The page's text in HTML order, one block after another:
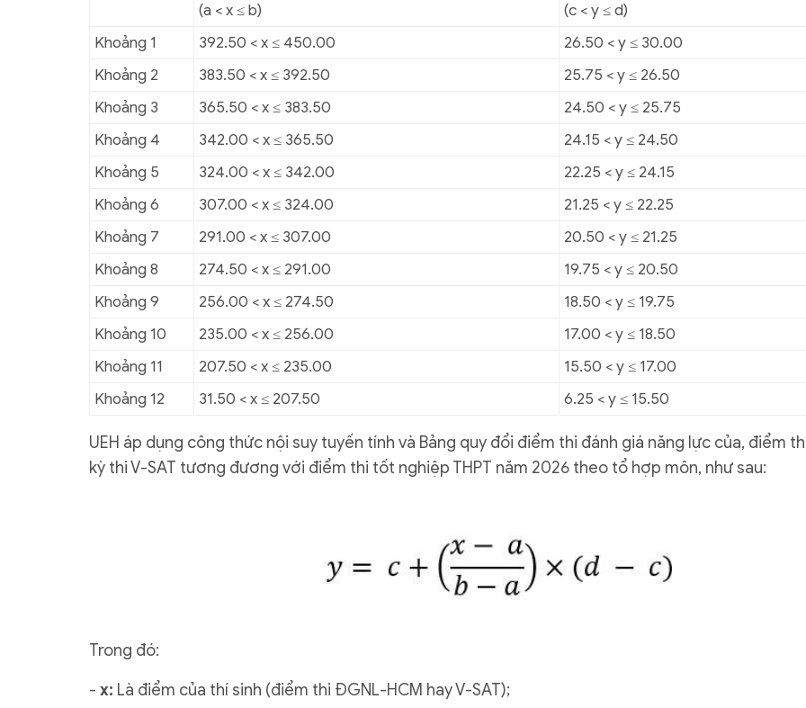
(a < x ≤ b)
(c < y ≤ d)
Khoảng 1
392.50 < x ≤ 450.00
26.50 < y ≤ 30.00
Khoảng 2
383.50 < x ≤ 392.50
25.75 < y ≤ 26.50
Khoảng 3
365.50 < x ≤ 383.50
24.50 < y ≤ 25.75
Khoảng 4
342.00 < x ≤ 365.50
24.15 < y ≤ 24.50
Khoảng 5
324.00 < x ≤ 342.00
22.25 < y ≤ 24.15
Khoảng 6
307.00 < x ≤ 324.00
21.25 < y ≤ 22.25
Khoảng 7
291.00 < x ≤ 307.00
20.50 < y ≤ 21.25
Khoảng 8
274.50 < x ≤ 291.00
19.75 < y ≤ 20.50
Khoảng 9
256.00 < x ≤ 274.50
18.50 < y ≤ 19.75
Khoảng 10
235.00 < x ≤ 256.00
17.00 < y ≤ 18.50
Khoảng 11
207.50 < x ≤ 235.00
15.50 < y ≤ 17.00
Khoảng 12
31.50 < x ≤ 207.50 6.25 < y ≤ 15.50
UEH áp dụng công thức nội suy tuyến tính và Bảng quy đổi điểm thi đánh giá năng lực của, điểm
kỳ thi V-SAT tương đương với điểm thi tốt nghiệp THPT năm 2026 theo tổ hợp môn, như sau:
Trong đó:
- x: Là điểm của thí sinh (điểm thi ĐGNL-HCM hay V-SAT);